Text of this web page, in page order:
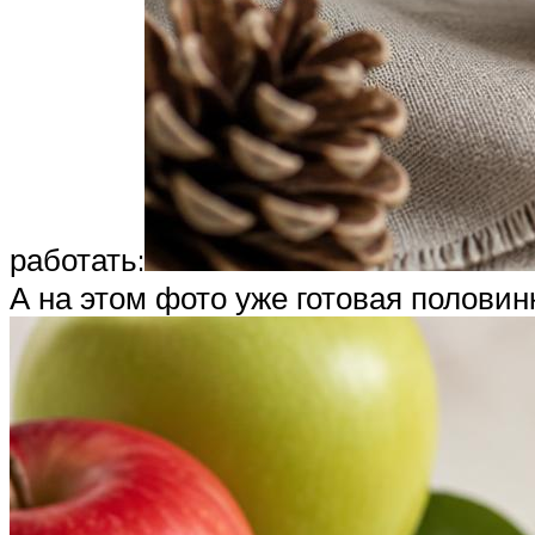
работать:
А на этом фото уже готовая